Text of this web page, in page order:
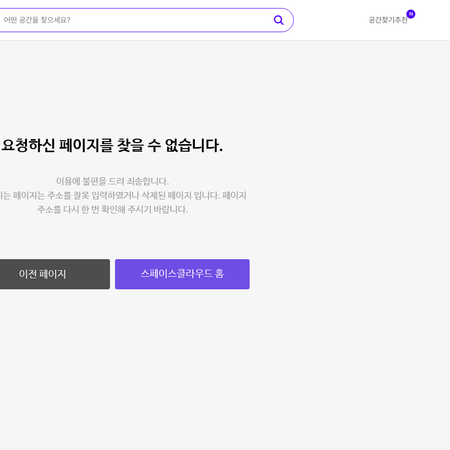
공간찾기 추천
N
요청하신 페이지를 찾을 수 없습니다.
이용에 불편을 드려 죄송합니다.
는 페이지는 주소를 잘못 입력하였거나 삭제된 페이지 입니다. 페이지
주소를 다시 한 번 확인해 주시기 바랍니다.
이전 페이지 스페이스클라우드 홈